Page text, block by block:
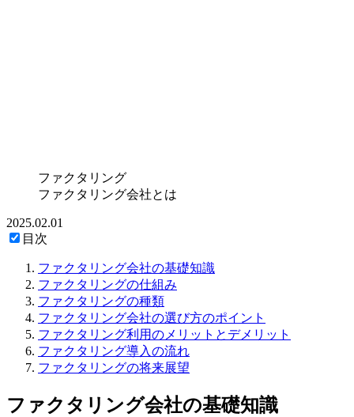
ファクタリング
ファクタリング会社とは
2025.02.01
目次
ファクタリング会社の基礎知識
ファクタリングの仕組み
ファクタリングの種類
ファクタリング会社の選び方のポイント
ファクタリング利用のメリットとデメリット
ファクタリング導入の流れ
ファクタリングの将来展望
ファクタリング会社の基礎知識